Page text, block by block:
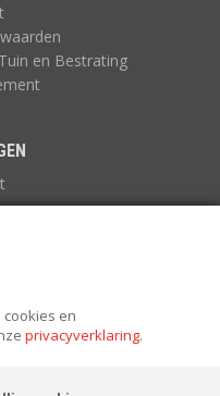
en
privacyverklaring.
en Bestrating